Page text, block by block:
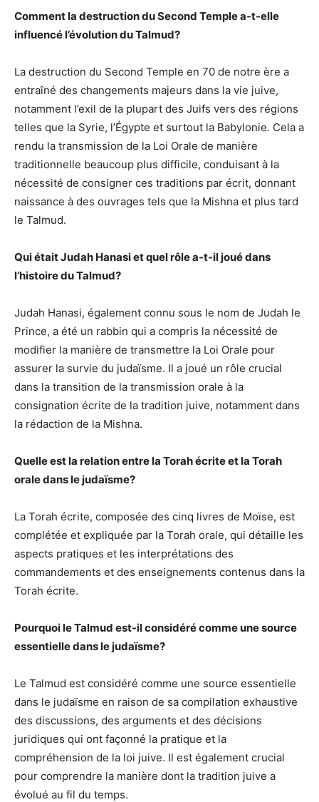
Comment la destruction du Second Temple a-t-elle
influencé l’évolution du Talmud?
La destruction du Second Temple en 70 de notre ère a
entraîné des changements majeurs dans la vie juive,
notamment l’exil de la plupart des Juifs vers des régions
telles que la Syrie, l’Égypte et surtout la Babylonie. Cela a
rendu la transmission de la Loi Orale de manière
traditionnelle beaucoup plus difficile, conduisant à la
nécessité de consigner ces traditions par écrit, donnant
naissance à des ouvrages tels que la Mishna et plus tard
le Talmud.
Qui était Judah Hanasi et quel rôle a-t-il joué dans
l’histoire du Talmud?
Judah Hanasi, également connu sous le nom de Judah le
Prince, a été un rabbin qui a compris la nécessité de
modifier la manière de transmettre la Loi Orale pour
assurer la survie du judaïsme. Il a joué un rôle crucial
dans la transition de la transmission orale à la
consignation écrite de la tradition juive, notamment dans
la rédaction de la Mishna.
Quelle est la relation entre la Torah écrite et la Torah
orale dans le judaïsme?
La Torah écrite, composée des cinq livres de Moïse, est
complétée et expliquée par la Torah orale, qui détaille les
aspects pratiques et les interprétations des
commandements et des enseignements contenus dans la
Torah écrite.
Pourquoi le Talmud est-il considéré comme une source
essentielle dans le judaïsme?
Le Talmud est considéré comme une source essentielle
dans le judaïsme en raison de sa compilation exhaustive
des discussions, des arguments et des décisions
juridiques qui ont façonné la pratique et la
compréhension de la loi juive. Il est également crucial
pour comprendre la manière dont la tradition juive a
évolué au fil du temps.